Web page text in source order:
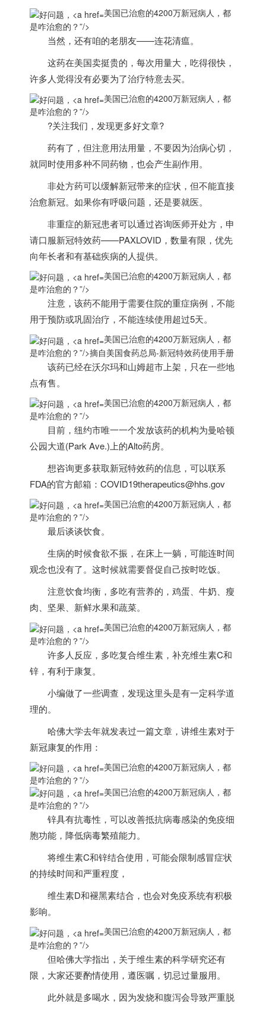
美国已治愈的4200万新冠病人，都
是咋治愈的？”/>
当然，还有咱的老朋友——连花清瘟。
这药在美国卖挺贵的，每次用量大，吃得很快，
许多人觉得没有必要为了治疗特意去买。
美国已治愈的4200万新冠病人，都
是咋治愈的？”/>
?关注我们，发现更多好文章?
药有了，但注意用法用量，不要因为治病心切，
就同时使用多种不同药物，也会产生副作用。
非处方药可以缓解新冠带来的症状，但不能直接
治愈新冠。如果你有呼吸问题，还是要就医。
非重症的新冠患者可以通过咨询医师开处方，申
请口服新冠特效药——PAXLOVID，数量有限， 优先
向年长者和有基础疾病的人提供。
美国已治愈的4200万新冠病人，都
是咋治愈的？”/>
注意，该药不能用于需要住院的重症病例，不能
用于预防或巩固治疗，不能连续使用超过5天。
美国已治愈的4200万新冠病人，都
是咋治愈的？”/>摘自美国食药总局-新冠特效药使用手册
该药已经在沃尔玛和山姆超市上架，只在一些地
点有售。
美国已治愈的4200万新冠病人，都
是咋治愈的？”/>
目前，纽约市唯一一个发放该药的机构为曼哈顿
公园大道(Park Ave.)上的Alto药房。
想咨询更多获取新冠特效药的信息，可以联系
FDA的官方邮箱：COVID19therapeutics@hhs.gov
美国已治愈的4200万新冠病人，都
是咋治愈的？”/>
最后谈谈饮食。
生病的时候食欲不振，在床上一躺，可能连时间
观念也没有了。这时候就需要督促自己按时吃饭。
注意饮食均衡，多吃有营养的，鸡蛋、牛奶、瘦
肉、坚果、 新鲜水果和蔬菜。
美国已治愈的4200万新冠病人，都
是咋治愈的？”/>
许多人反应，多吃复合维生素，补充维生素C和
锌，有利于康复。
小编做了一些调查，发现这里头是有一定科学道
理的。
哈佛大学去年就发表过一篇文章，讲维生素对于
新冠康复的作用：
美国已治愈的4200万新冠病人，都
是咋治愈的？”/>
美国已治愈的4200万新冠病人，都
是咋治愈的？”/>
锌具有抗毒性，可以改善抵抗病毒感染的免疫细
胞功能，降低病毒繁殖能力。
将维生素C和锌结合使用，可能会限制感冒症状
的持续时间和严重程度，
维生素D和褪黑素结合，也会对免疫系统有积极
影响。
美国已治愈的4200万新冠病人，都
是咋治愈的？”/>
但哈佛大学指出， 关于维生素的科学研究还有
限， 大家还要酌情使用，遵医嘱，切忌过量服用。
此外就是多喝水，因为发烧和腹泻会导致严重脱